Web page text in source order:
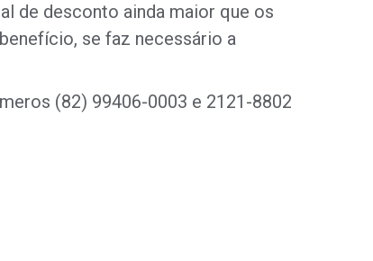
de desconto ainda maior que os
se faz necessário a
(82) 99406-0003 e 2121-8802